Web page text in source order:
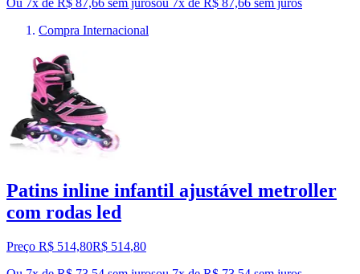
Ou 7x de R$ 87,66 sem jurosou 7x de R$ 87,66 sem juros
Compra Internacional
Patins inline infantil ajustável metroller
com rodas led
Preço R$ 514,80R$ 514,80